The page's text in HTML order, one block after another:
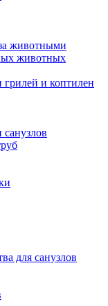
животными
животных
грилей и коптилен
санузлов
для санузлов